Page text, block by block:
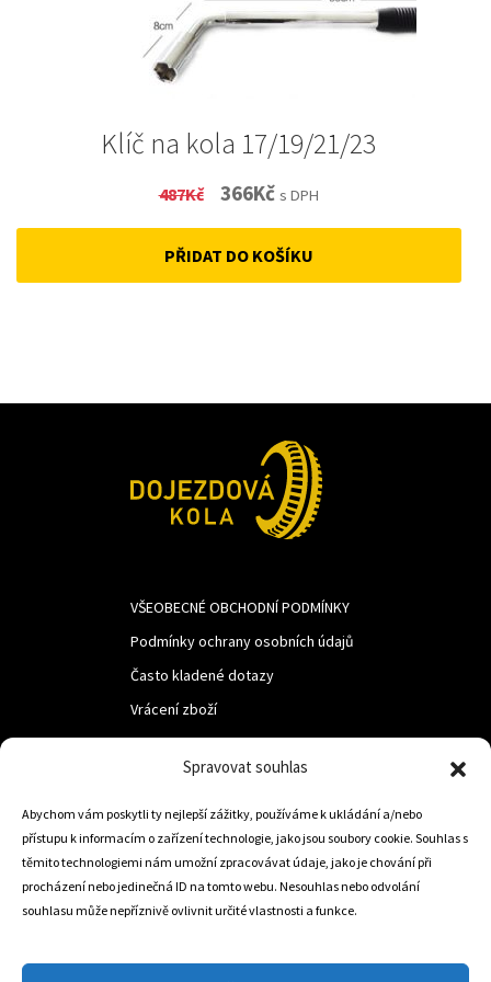
Spravovat souhlas
Abychom vám poskytli ty nejlepší zážitky, používáme k ukládání a/nebo
přístupu k informacím o zařízení technologie, jako jsou soubory cookie. Souhlas s
těmito technologiemi nám umožní zpracovávat údaje, jako je chování při
procházení nebo jedinečná ID na tomto webu. Nesouhlas nebo odvolání
souhlasu může nepříznivě ovlivnit určité vlastnosti a funkce.
Klíč na kola 17/19/21/23
487Kč
Original
price
was:
366KčCurrent
price
is:
s DPH
PŘIDAT DO KOŠÍKU
VŠEOBECNÉ OBCHODNÍ PODMÍNKY
Podmínky ochrany osobních údajů
Často kladené dotazy
Vrácení zboží
LUF s.r.o.
Nám. M.R.Štefanika 518,
Trstená 02801